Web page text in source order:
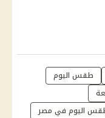
طقس اليوم
اليوم في مصر